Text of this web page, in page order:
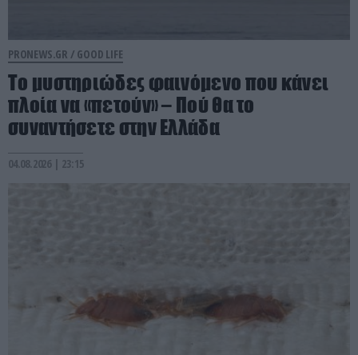
PRONEWS.GR / GOOD LIFE
Το μυστηριώδες φαινόμενο που κάνει
πλοία να «πετούν» – Πού θα το
συναντήσετε στην Ελλάδα
04.08.2026 | 23:15